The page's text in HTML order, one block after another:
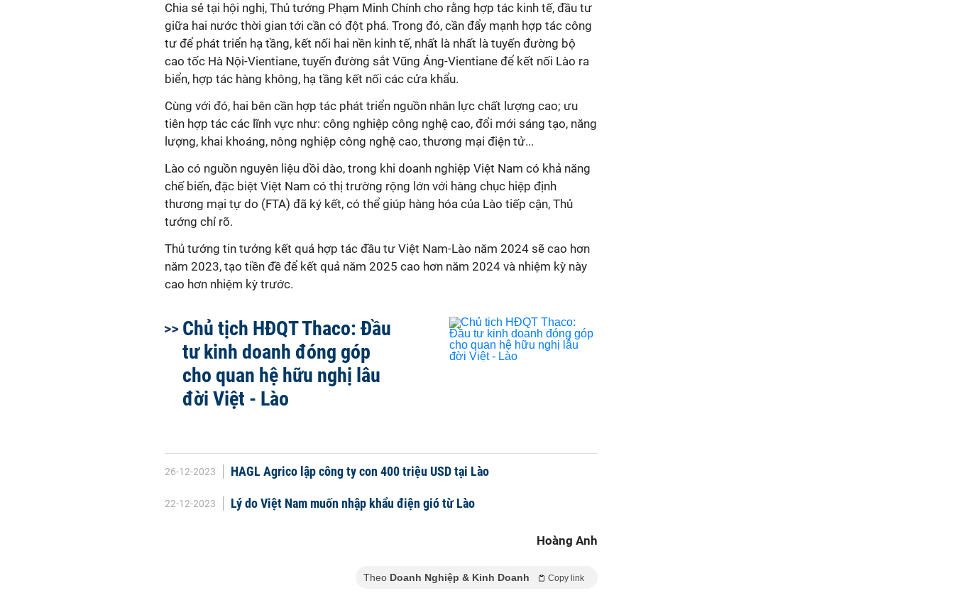
Chia sẻ tại hội nghị, Thủ tướng Phạm Minh Chính cho rằng hợp tác kinh tế, đầu tư
giữa hai nước thời gian tới cần có đột phá. Trong đó, cần đẩy mạnh hợp tác công
tư để phát triển hạ tầng, kết nối hai nền kinh tế, nhất là nhất là tuyến đường bộ
cao tốc Hà Nội-Vientiane, tuyến đường sắt Vũng Áng-Vientiane để kết nối Lào ra
biển, hợp tác hàng không, hạ tầng kết nối các cửa khẩu.
Cùng với đó, hai bên cần hợp tác phát triển nguồn nhân lực chất lượng cao; ưu
tiên hợp tác các lĩnh vực như: công nghiệp công nghệ cao, đổi mới sáng tạo, năng
lượng, khai khoáng, nông nghiệp công nghệ cao, thương mại điện tử...
Lào có nguồn nguyên liệu dồi dào, trong khi doanh nghiệp Việt Nam có khả năng
chế biến, đặc biệt Việt Nam có thị trường rộng lớn với hàng chục hiệp định
thương mại tự do (FTA) đã ký kết, có thể giúp hàng hóa của Lào tiếp cận, Thủ
tướng chỉ rõ.
Thủ tướng tin tưởng kết quả hợp tác đầu tư Việt Nam-Lào năm 2024 sẽ cao hơn
năm 2023, tạo tiền đề để kết quả năm 2025 cao hơn năm 2024 và nhiệm kỳ này
cao hơn nhiệm kỳ trước.
Chủ tịch HĐQT Thaco: Đầu
tư kinh doanh đóng góp
cho quan hệ hữu nghị lâu
đời Việt - Lào
26-12-2023 HAGL Agrico lập công ty con 400 triệu USD tại Lào
22-12-2023 Lý do Việt Nam muốn nhập khẩu điện gió từ Lào
Hoàng Anh
Theo Doanh Nghiệp & Kinh Doanh Copy link